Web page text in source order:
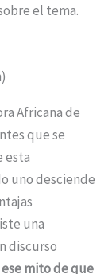
el tema.
Africana de
que se
esta
uno desciende
una
discurso
mito de que